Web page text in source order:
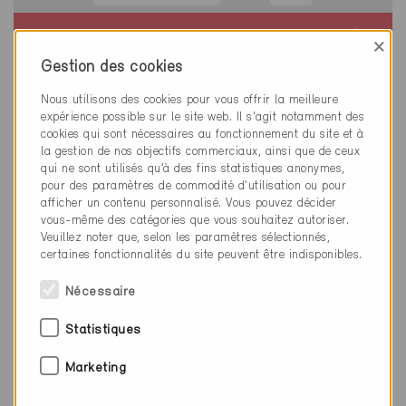
Définitif
Nouvelle construction, Habitat collectif
ZH-069-A
Gestion des cookies
×
Nous utilisons des cookies pour vous offrir la meilleure
expérience possible sur le site web. Il s'agit notamment des
cookies qui sont nécessaires au fonctionnement du site et à
la gestion de nos objectifs commerciaux, ainsi que de ceux
qui ne sont utilisés qu’à des fins statistiques anonymes,
pour des paramètres de commodité d’utilisation ou pour
afficher un contenu personnalisé. Vous pouvez décider
vous-même des catégories que vous souhaitez autoriser.
Veuillez noter que, selon les paramètres sélectionnés,
certaines fonctionnalités du site peuvent être indisponibles.
Nécessaire
Statistiques
Marketing